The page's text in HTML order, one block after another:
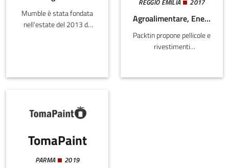
Mumble è stata fondata
nell'estate del 2013 da
aziendali ad inserirsi nel
REGGIO EMILIA 2017
Agroalimentare, Energia e Sostenibilità
Packtin propone pellicole e
rivestimenti
migliorano la
TomaPaint
PARMA 2019